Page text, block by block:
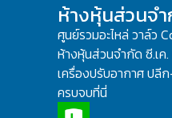
ห้างหุ้นส่วนจ
ศูนย์รวมอะไหล่ วาล์ว
ห้างหุ้นส่วนจำกัด ซี.เ
เครื่องปรับอากาศ ปลี
ครบจบที่นี่